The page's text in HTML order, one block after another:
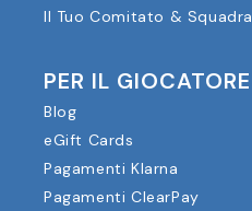
Il Tuo Comitato & Squadra
PER IL GIOCATORE
Blog
eGift Cards
Pagamenti Klarna
Pagamenti ClearPay